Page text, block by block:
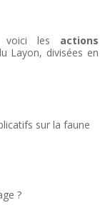
les actions
Layon, divisées en
sur la faune
?